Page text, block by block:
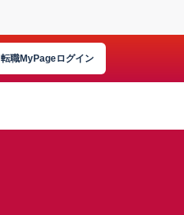
転職MyPageログイン